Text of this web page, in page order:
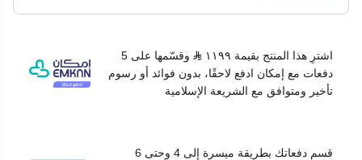
اشترِ هذا المنتج بقيمة ١١٩٩
وقسّمها على 5
دفعات مع إمكان ادفع لاحقًا، بدون فوائد أو رسوم
تأخير ومتوافق مع الشريعة الإسلامية
قسم دفعاتك بطريقة ميسرة إلى 4 وحتى 6